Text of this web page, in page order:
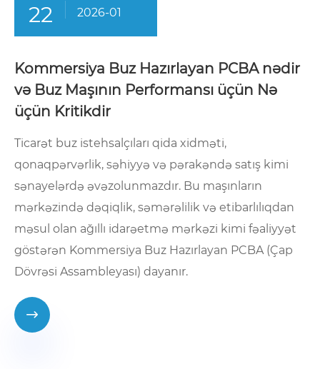
22 2026-01
Kommersiya Buz Hazırlayan PCBA nədir
və Buz Maşının Performansı üçün Nə
üçün Kritikdir
Ticarət buz istehsalçıları qida xidməti,
qonaqpərvərlik, səhiyyə və pərakəndə satış kimi
sənayelərdə əvəzolunmazdır. Bu maşınların
mərkəzində dəqiqlik, səmərəlilik və etibarlılıqdan
məsul olan ağıllı idarəetmə mərkəzi kimi fəaliyyət
göstərən Kommersiya Buz Hazırlayan PCBA (Çap
Dövrəsi Assambleyası) dayanır.
